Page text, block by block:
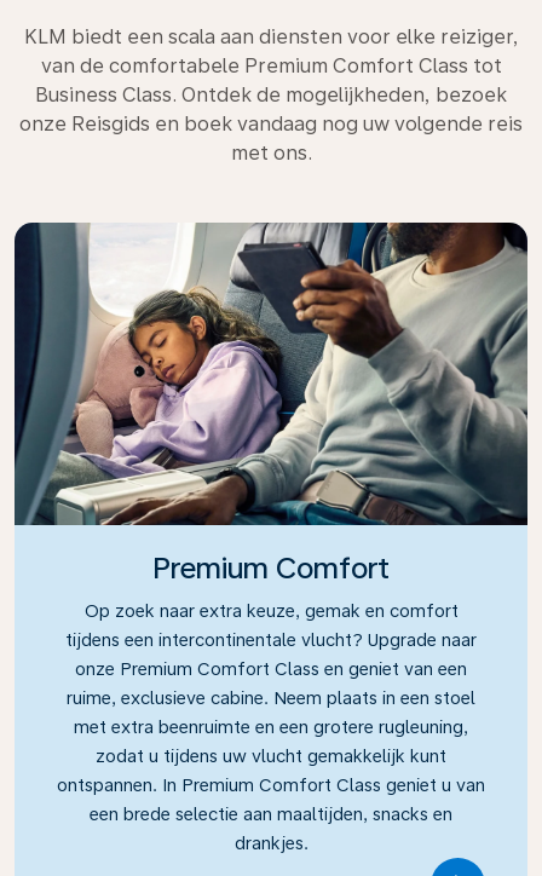
KLM biedt een scala aan diensten voor elke reiziger,
van de comfortabele Premium Comfort Class tot
Business Class. Ontdek de mogelijkheden, bezoek
onze Reisgids en boek vandaag nog uw volgende reis
met ons.
Premium Comfort
Op zoek naar extra keuze, gemak en comfort
tijdens een intercontinentale vlucht? Upgrade naar
onze Premium Comfort Class en geniet van een
ruime, exclusieve cabine. Neem plaats in een stoel
met extra beenruimte en een grotere rugleuning,
zodat u tijdens uw vlucht gemakkelijk kunt
ontspannen. In Premium Comfort Class geniet u van
een brede selectie aan maaltijden, snacks en
drankjes.